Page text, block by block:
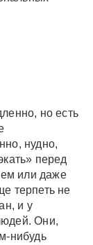
но есть
нудно,
перед
или даже
терпеть не
и у
Они,
нибудь